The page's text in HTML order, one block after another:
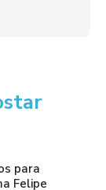
para
Felipe